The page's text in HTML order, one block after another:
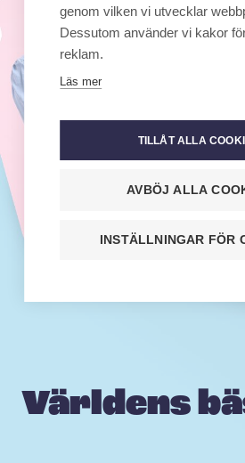
Världens
genom vilken vi utvecklar
Dessutom använder vi kakor
reklam.
Läs mer
TILLÅT ALLA
AVBÖJ ALLA
INSTÄLLNINGAR FÖR